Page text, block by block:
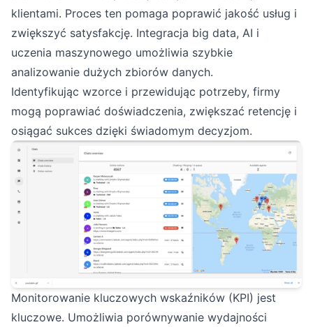
klientami. Proces ten pomaga poprawić jakość usług i
zwiększyć satysfakcję. Integracja big data, AI i
uczenia maszynowego umożliwia szybkie
analizowanie dużych zbiorów danych.
Identyfikując wzorce i przewidując potrzeby, firmy
mogą poprawiać doświadczenia, zwiększać retencję i
osiągać sukces dzięki świadomym decyzjom.
Monitorowanie kluczowych wskaźników (KPI) jest
kluczowe. Umożliwia porównywanie wydajności